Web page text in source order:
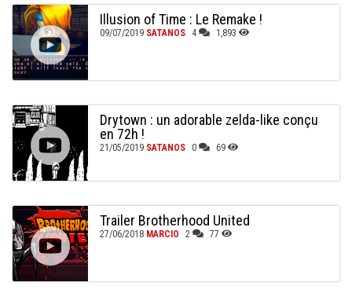
Illusion of Time : Le Remake !
09/07/2019 SATANOS 4 1,893
Drytown : un adorable zelda-like conçu
en 72h !
21/05/2019 SATANOS 0 69
Trailer Brotherhood United
27/06/2018 MARCIO 2 77